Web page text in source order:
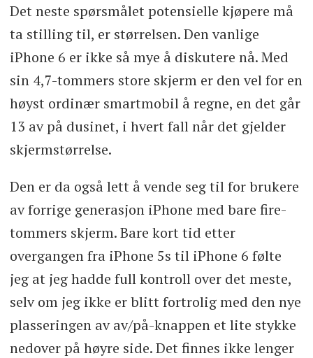
Det neste spørsmålet potensielle kjøpere må
ta stilling til, er størrelsen. Den vanlige
iPhone 6 er ikke så mye å diskutere nå. Med
sin 4,7-tommers store skjerm er den vel for en
høyst ordinær smartmobil å regne, en det går
13 av på dusinet, i hvert fall når det gjelder
skjermstørrelse.
Den er da også lett å vende seg til for brukere
av forrige generasjon iPhone med bare fire-
tommers skjerm. Bare kort tid etter
overgangen fra iPhone 5s til iPhone 6 følte
jeg at jeg hadde full kontroll over det meste,
selv om jeg ikke er blitt fortrolig med den nye
plasseringen av av/på-knappen et lite stykke
nedover på høyre side. Det finnes ikke lenger